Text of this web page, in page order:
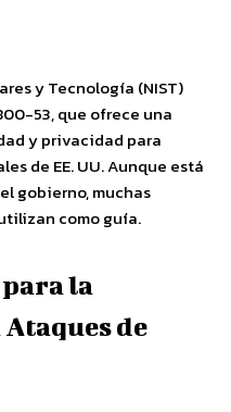
y Tecnología (NIST)
53, que ofrece una
y privacidad para
de EE. UU. Aunque está
gobierno, muchas
como guía.
la
de